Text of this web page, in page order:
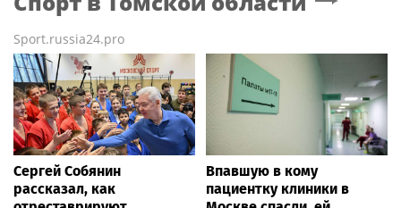
Sport.russia24.pro
Сергей Собянин
рассказал, как
Впавшую в кому
пациентку клиники в